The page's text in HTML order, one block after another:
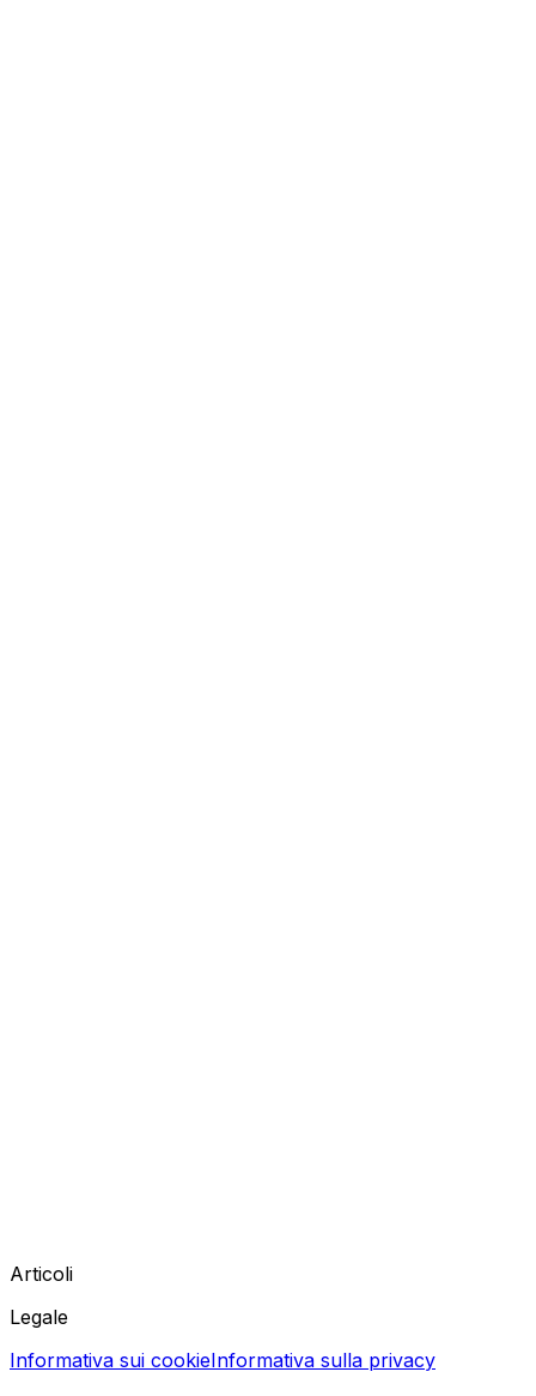
Articoli
Legale
Informativa sui cookieInformativa sulla privacy